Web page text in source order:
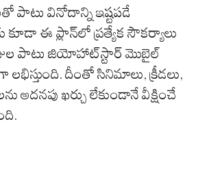
పాటు వినోదాన్ని ఇష్టపడే
ఈ ప్లాన్‌లో ప్రత్యేక సౌకర్యాలు
పాటు జియోహాట్‌స్టార్ మొబైల్
లభిస్తుంది. దీంతో సినిమాలు, క్రీడలు,
అదనపు ఖర్చు లేకుండానే వీక్షించే